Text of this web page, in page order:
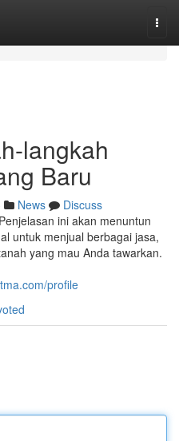
langkah
Baru
News
Discuss
ini akan menuntun
untuk menjual berbagai jasa,
yang mau Anda tawarkan.
profile